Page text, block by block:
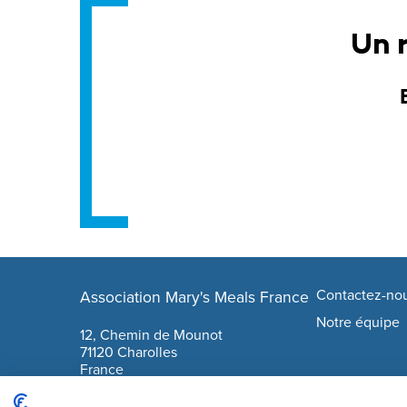
Un
Footer navigation
Association Mary's Meals France company
12, Chemin de Mounot
71120 Charolles
France
Contactez-
Notre équipe